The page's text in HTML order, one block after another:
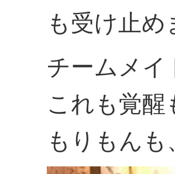
も受け止め
チームメイ
これも覚
もりもん